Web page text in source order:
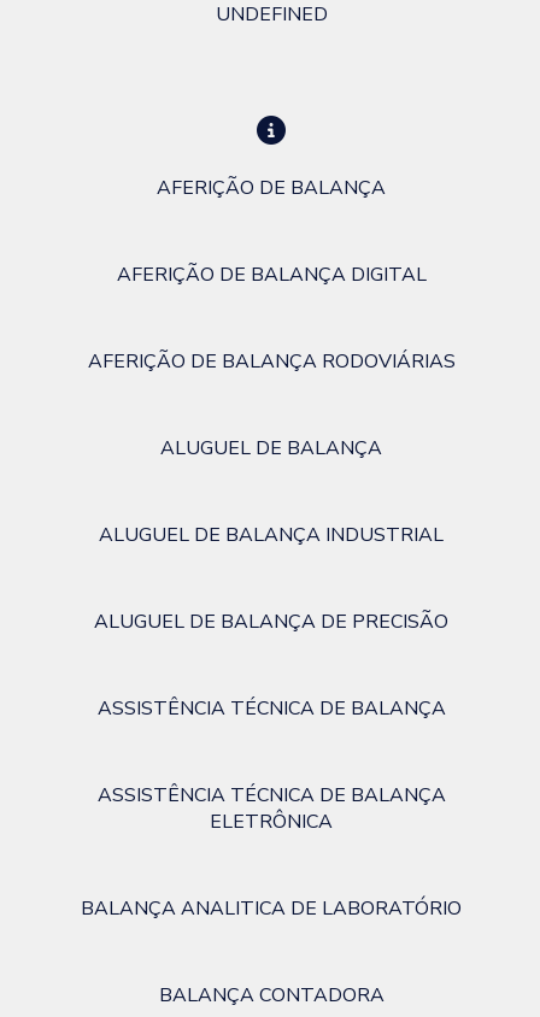
UNDEFINED
AFERIÇÃO DE BALANÇA
AFERIÇÃO DE BALANÇA DIGITAL
AFERIÇÃO DE BALANÇA RODOVIÁRIAS
ALUGUEL DE BALANÇA
ALUGUEL DE BALANÇA INDUSTRIAL
ALUGUEL DE BALANÇA DE PRECISÃO
ASSISTÊNCIA TÉCNICA DE BALANÇA
ASSISTÊNCIA TÉCNICA DE BALANÇA
ELETRÔNICA
BALANÇA ANALITICA DE LABORATÓRIO
BALANÇA CONTADORA